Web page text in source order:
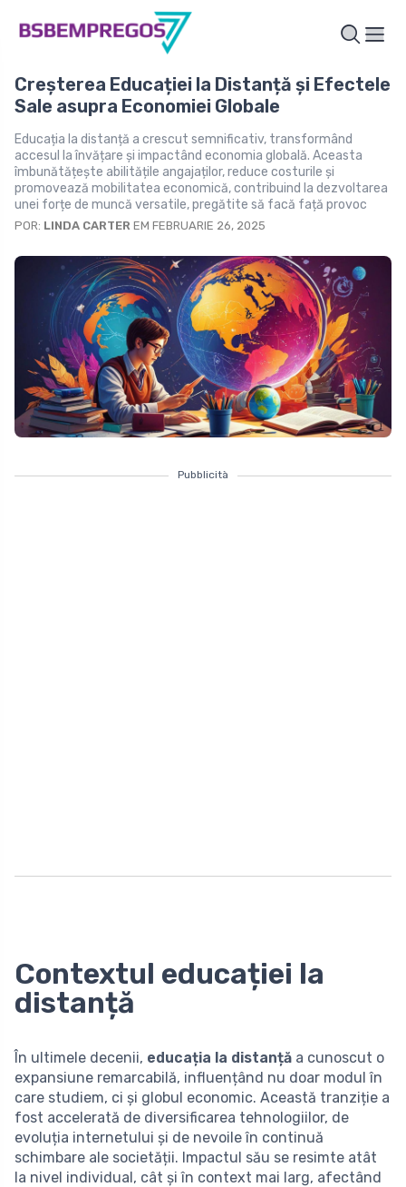
Creșterea Educației la Distanță și Efectele
Sale asupra Economiei Globale
Educația la distanță a crescut semnificativ, transformând
accesul la învățare și impactând economia globală. Aceasta
îmbunătățește abilitățile angajaților, reduce costurile și
promovează mobilitatea economică, contribuind la dezvoltarea
unei forțe de muncă versatile, pregătite să facă față provoc
POR: LINDA CARTER EM FEBRUARIE 26, 2025
Pubblicità
Contextul educației la
distanță
În ultimele decenii, educația la distanță a cunoscut o
expansiune remarcabilă, influențând nu doar modul în
care studiem, ci și globul economic. Această tranziție a
fost accelerată de diversificarea tehnologiilor, de
evoluția internetului și de nevoile în continuă
schimbare ale societății. Impactul său se resimte atât
la nivel individual, cât și în context mai larg, afectând